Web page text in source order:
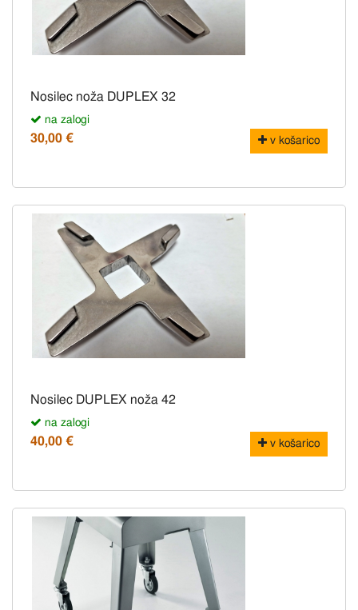
Nosilec noža DUPLEX 32
na zalogi
30,00 € v košarico
Nosilec DUPLEX noža 42
na zalogi
40,00 € v košarico